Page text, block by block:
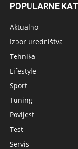
POPULARNE
Aktualno
Izbor uredništva
Tehnika
Lifestyle
Sport
Tuning
Povijest
Test
Servis